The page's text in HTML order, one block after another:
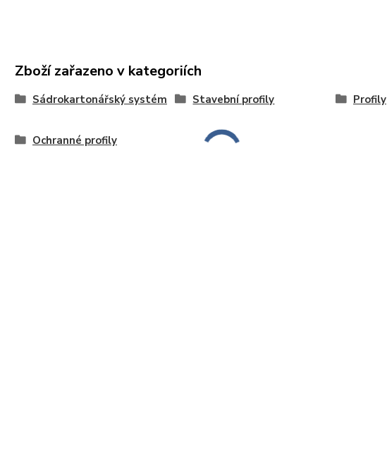
Zboží zařazeno v kategoriích
Sádrokartonářský systém Stavební profily Profily
Ochranné profily